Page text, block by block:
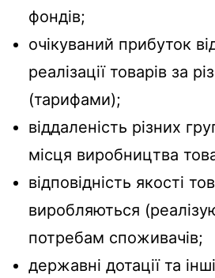
фондів;
очікуваний прибуток
реалізації товарів за
(тарифами);
віддаленість різних
місця виробництва
відповідність якості
виробляються
потребам споживачів;
державні дотації та